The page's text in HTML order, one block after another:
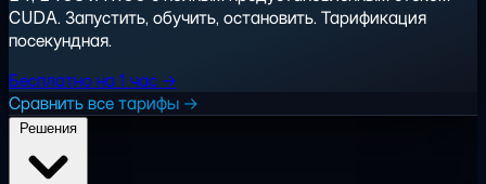
CUDA. Запустить, обучить, остановить. Тарификация
посекундная.
Бесплатно на 1 час →
Сравнить все тарифы →